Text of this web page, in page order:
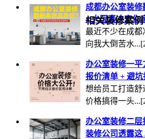
成都办公室装
4 大因素决定你
最近不少在成都
向我大倒苦水...
办公室装修一平
报价清单 + 避坑
想给员工打造
价格搞得一头...
办公室装修二层
装修公司透露这
相关装修案例